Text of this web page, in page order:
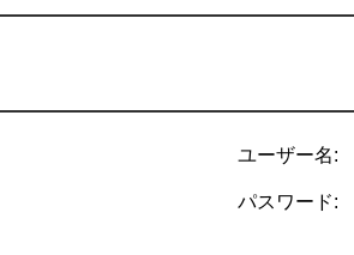
ユーザー名:
パスワード: